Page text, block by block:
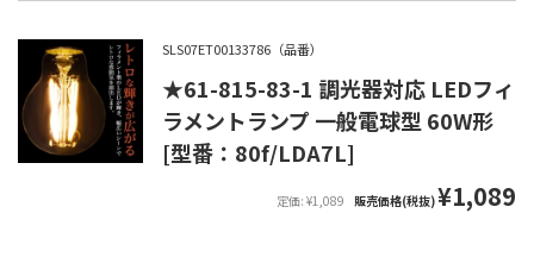
SLS07ET00133786（品番）
★61-815-83-1 調光器対応 LEDフィ
ラメントランプ 一般電球型 60W形
[型番：80f/LDA7L]
定価: ¥1,089 販売価格(税抜)¥1,089